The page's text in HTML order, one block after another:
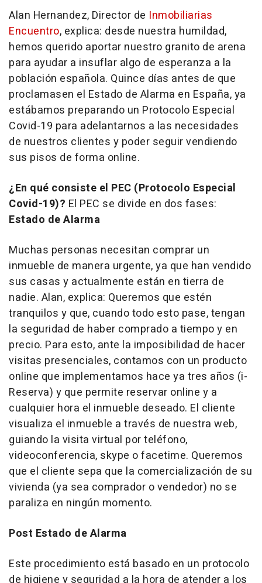
Alan Hernandez, Director de Inmobiliarias
Encuentro, explica: desde nuestra humildad,
hemos querido aportar nuestro granito de arena
para ayudar a insuflar algo de esperanza a la
población española. Quince días antes de que
proclamasen el Estado de Alarma en España, ya
estábamos preparando un Protocolo Especial
Covid-19 para adelantarnos a las necesidades
de nuestros clientes y poder seguir vendiendo
sus pisos de forma online.
¿En qué consiste el PEC (Protocolo Especial
Covid-19)? El PEC se divide en dos fases:
Estado de Alarma
Muchas personas necesitan comprar un
inmueble de manera urgente, ya que han vendido
sus casas y actualmente están en tierra de
nadie. Alan, explica: Queremos que estén
tranquilos y que, cuando todo esto pase, tengan
la seguridad de haber comprado a tiempo y en
precio. Para esto, ante la imposibilidad de hacer
visitas presenciales, contamos con un producto
online que implementamos hace ya tres años (i-
Reserva) y que permite reservar online y a
cualquier hora el inmueble deseado. El cliente
visualiza el inmueble a través de nuestra web,
guiando la visita virtual por teléfono,
videoconferencia, skype o facetime. Queremos
que el cliente sepa que la comercialización de su
vivienda (ya sea comprador o vendedor) no se
paraliza en ningún momento.
Post Estado de Alarma
Este procedimiento está basado en un protocolo